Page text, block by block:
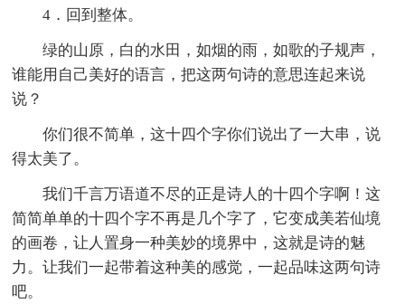
4．回到整体。
绿的山原，白的水田，如烟的雨，如歌的子规声，
谁能用自己美好的语言，把这两句诗的意思连起来说
说？
你们很不简单，这十四个字你们说出了一大串，说
得太美了。
我们千言万语道不尽的正是诗人的十四个字啊！这
简简单单的十四个字不再是几个字了，它变成美若仙境
的画卷，让人置身一种美妙的境界中，这就是诗的魅
力。让我们一起带着这种美的感觉，一起品味这两句诗
吧。